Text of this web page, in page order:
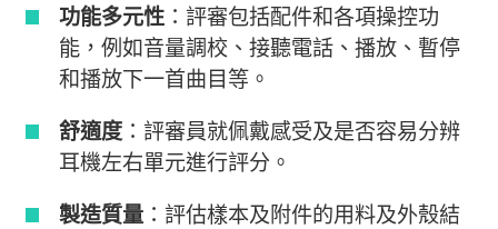
功能多元性 ：評審包括配件和各項操控功
能，例如音量調校、接聽電話、播放、暫停
和播放下一首曲目等。
舒適度：評審員就佩戴感受及是否容易分辨
耳機左右單元進行評分。
製造質量 ：評估樣本及附件的用料及外殼結